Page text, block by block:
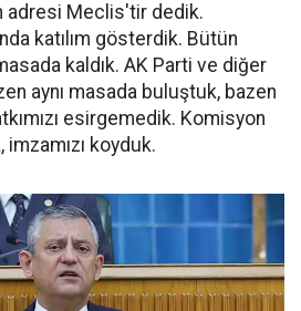
adresi Meclis'tir dedik.
katılım gösterdik. Bütün
kaldık. AK Parti ve diğer
aynı masada buluştuk, bazen
esirgemedik. Komisyon
koyduk.